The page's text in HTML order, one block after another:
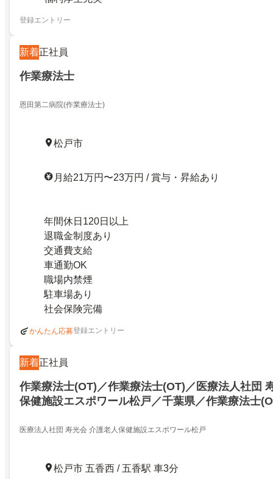
登録エントリー
新着正社員
作業療法士
恩田第二病院(作業療法士)
松戸市
月給21万円〜23万円 / 賞与・昇給あり
年間休日120日以上
退職金制度あり
交通費支給
車通勤OK
職場内禁煙
駐車場あり
社会保険完備
かんたん応募登録エントリー
新着正社員
作業療法士(OT)／作業療法士(OT)／医療法人社団
保健施設エスポワール松戸／千葉県／作業療法士
医療法人社団 寿光会 介護老人保健施設エスポワール松戸
松戸市 五香西 / 五香駅 車3分